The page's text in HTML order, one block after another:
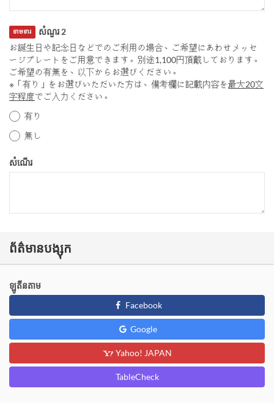
សំណួរ 2
ទាមទារ
お誕生日や記念日などでのご利用の場合、ご希望にあわせメッセ
ージプレートをご用意できます。別途1,100円頂戴しております。
ご希望の有無を、以下からお選びください。
※「有り」をお選びいただいた方は、備考欄に記載内容を最大20文
字程度でご入力ください。
有り
無し
សំណើរ
ព័ត៌មានបង្សុក
ឡូតីនតាម
Facebook
Google
Yahoo! JAPAN
TableCheck